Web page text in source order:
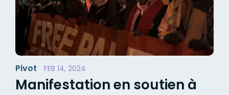
Pivot FEB 14, 2024
Manifestation en soutien à